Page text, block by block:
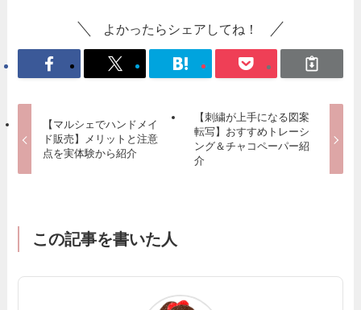
よかったらシェアしてね！
【マルシェでハンドメイ
ド販売】メリットと注意
点を実体験から紹介
【刺繍が上手になる図案
転写】おすすめトレーシ
ング＆チャコペーパー紹
介
この記事を書いた人